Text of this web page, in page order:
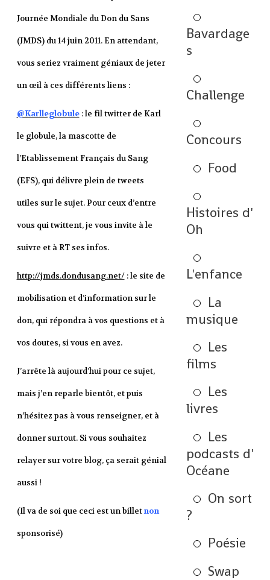
Journée Mondiale du Don du Sans
(JMDS) du 14 juin 2011. En attendant,
vous seriez vraiment géniaux de jeter
un œil à ces différents liens :
@Karlleglobule: le fil twitter de Karl
le globule, la mascotte de
l’Etablissement Français du Sang
(EFS), qui délivre plein de tweets
utiles sur le sujet. Pour ceux d’entre
vous qui twittent, je vous invite à le
suivre et à RT ses infos.
http://jmds.dondusang.net/: le site de
mobilisation et d’information sur le
don, qui répondra à vos questions et à
vos doutes, si vous en avez.
J’arrête là aujourd’hui pour ce sujet,
mais j’en reparle bientôt, et puis
n’hésitez pas à vous renseigner, et à
donner surtout. Si vous souhaitez
relayer sur votre blog, ça serait génial
aussi !
(Il va de soi que ceci est un billetnon
sponsorisé)
Bavardage
s
Challenge
Concours
Food
Histoires d'
Oh
L'enfance
La
musique
Les
films
Les
livres
Les
podcasts d'
Océane
On sort
?
Poésie
Swap